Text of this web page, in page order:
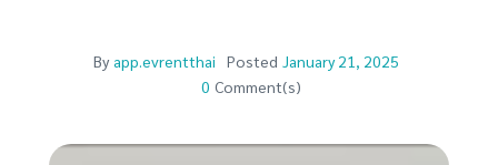
By app.evrentthai Posted January 21, 2025
0 Comment(s)